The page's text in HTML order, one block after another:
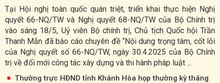
Tại Hội nghị toàn quốc quán triệt, triển khai thực hiện Nghị
quyết 66-NQ/TW và Nghị quyết 68-NQ/TW của Bộ Chính trị
vào sáng 18/5, Uỷ viên Bộ chính trị, Chủ tịch Quốc hội Trần
Thanh Mẫn đã báo cáo chuyên đề “Nội dung trọng tâm, cốt lõi
của Nghị quyết số 66-NQ/TW, ngày 30.4.2025 của Bộ Chính
trị về đổi mới công tác xây dựng và thi hành pháp luật ...
Thường trực HĐND tỉnh Khánh Hòa họp thường kỳ tháng